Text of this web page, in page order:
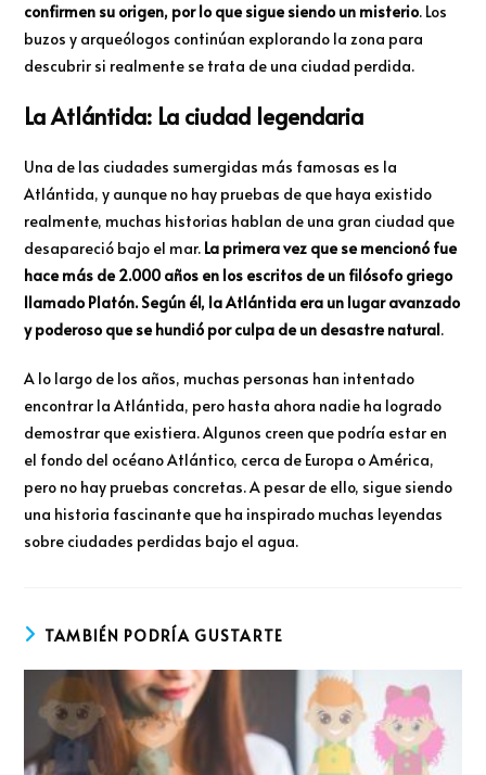
confirmen su origen, por lo que sigue siendo un misterio. Los
buzos y arqueólogos continúan explorando la zona para
descubrir si realmente se trata de una ciudad perdida.
La Atlántida: La ciudad legendaria
Una de las ciudades sumergidas más famosas es la
Atlántida, y aunque no hay pruebas de que haya existido
realmente, muchas historias hablan de una gran ciudad que
desapareció bajo el mar. La primera vez que se mencionó fue
hace más de 2.000 años en los escritos de un filósofo griego
llamado Platón. Según él, la Atlántida era un lugar avanzado
y poderoso que se hundió por culpa de un desastre natural.
A lo largo de los años, muchas personas han intentado
encontrar la Atlántida, pero hasta ahora nadie ha logrado
demostrar que existiera. Algunos creen que podría estar en
el fondo del océano Atlántico, cerca de Europa o América,
pero no hay pruebas concretas. A pesar de ello, sigue siendo
una historia fascinante que ha inspirado muchas leyendas
sobre ciudades perdidas bajo el agua.
TAMBIÉN PODRÍA GUSTARTE